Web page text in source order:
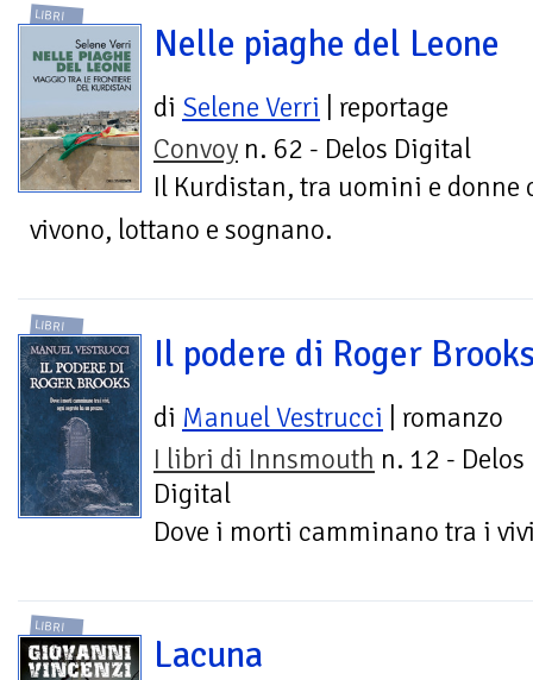
LIBRI
Nelle piaghe del Leone
di Selene Verri | reportage
Convoy n. 62 - Delos Digital
Il Kurdistan, tra uomini e donne
vivono, lottano e sognano.
LIBRI
Il podere di Roger
di Manuel Vestrucci | romanzo
I libri di Innsmouth n. 12 - Delos
Digital
Dove i morti camminano tra i
LIBRI
Lacuna